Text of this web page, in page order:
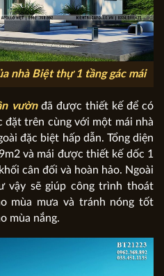
nhà Biệt thự 1 tầng gác mái
vườnđã được thiết kế để có
đặt trên cùng với một mái nhà
đặc biệt hấp dẫn. Tổng diện
và mái được thiết kế dốc 1
cân đối và hoàn hảo. Ngoài
vậy sẽ giúp công trình thoát
mùa mưa và tránh nóng tốt
mùa nắng.